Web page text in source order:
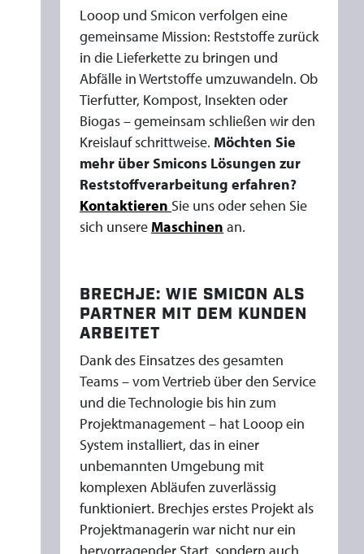
Looop und Smicon verfolgen eine
gemeinsame Mission: Reststoffe zurück
in die Lieferkette zu bringen und
Abfälle in Wertstoffe umzuwandeln. Ob
Tierfutter, Kompost, Insekten oder
Biogas – gemeinsam schließen wir den
Kreislauf schrittweise. Möchten Sie
mehr über Smicons Lösungen zur
Reststoffverarbeitung erfahren?
Kontaktieren Sie uns oder sehen Sie
sich unsere Maschinen an.
BRECHJE: WIE SMICON ALS
PARTNER MIT DEM KUNDEN
ARBEITET
Dank des Einsatzes des gesamten
Teams – vom Vertrieb über den Service
und die Technologie bis hin zum
Projektmanagement – hat Looop ein
System installiert, das in einer
unbemannten Umgebung mit
komplexen Abläufen zuverlässig
funktioniert. Brechjes erstes Projekt als
Projektmanagerin war nicht nur ein